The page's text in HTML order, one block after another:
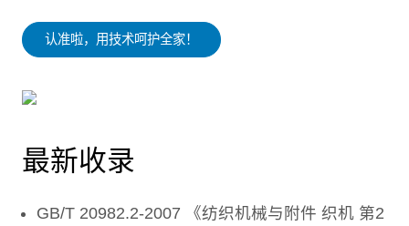
认准啦，用技术呵护全家！
最新收录
GB/T 20982.2-2007 《纺织机械与附件 织机 第2